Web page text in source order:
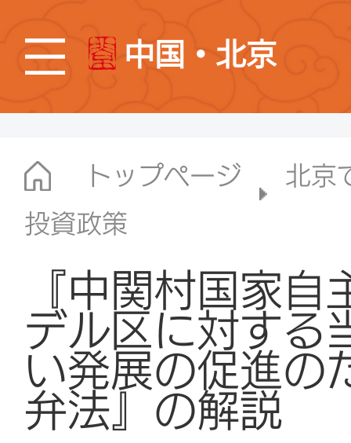
中国・北京
トップページ
北京
投資政策
『中関村国家
デル区に対する
い発展の促進の
弁法』の解説